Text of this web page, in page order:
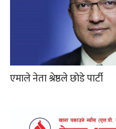
एमाले नेता श्रेष्ठले छोडे पार्टी